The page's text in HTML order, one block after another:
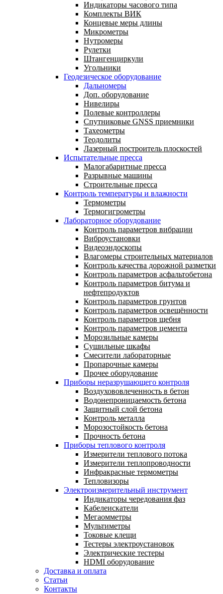
Индикаторы часового типа
Комплекты ВИК
Концевые меры длины
Микрометры
Нутромеры
Рулетки
Штангенциркули
Угольники
Геодезическое оборудование
Дальномеры
Доп. оборудование
Нивелиры
Полевые контроллеры
Спутниковые GNSS приемники
Тахеометры
Теодолиты
Лазерный построитель плоскостей
Испытательные пресса
Малогабаритные пресса
Разрывные машины
Строительные пресса
Контроль температуры и влажности
Термометры
Термогигрометры
Лабораторное оборудование
Контроль параметров вибрации
Виброустановки
Видеоэндоскопы
Влагомеры строительных материалов
Контроль качества дорожной разметки
Контроль параметров асфальтобетона
Контроль параметров битума и
нефтепродуктов
Контроль параметров грунтов
Контроль параметров освещённости
Контроль параметров щебня
Контроль параметров цемента
Морозильные камеры
Сушильные шкафы
Смесители лабораторные
Пропарочные камеры
Прочее оборудование
Приборы неразрушающего контроля
Воздухововлеченность в бетон
Водонепроницаемость бетона
Защитный слой бетона
Контроль металла
Морозостойкость бетона
Прочность бетона
Приборы теплового контроля
Измерители теплового потока
Измерители теплопроводности
Инфракрасные термометры
Тепловизоры
Электроизмерительный инструмент
Индикаторы чередования фаз
Кабелеискатели
Мегаомметры
Мультиметры
Токовые клещи
Тестеры электроустановок
Электрические тестеры
HDMI оборудование
Доставка и оплата
Статьи
Контакты